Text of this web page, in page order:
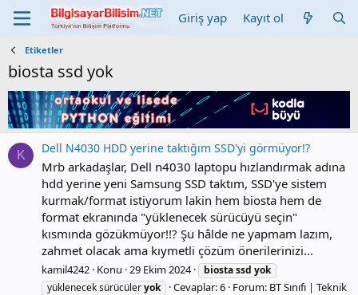
Giriş yap Kayıt ol
Etiketler
biosta ssd yok
K Dell N4030 HDD yerine taktığım SSD'yi görmüyor!?
Mrb arkadaşlar, Dell n4030 laptopu hızlandırmak adına
hdd yerine yeni Samsung SSD taktım, SSD'ye sistem
kurmak/format istiyorum lakin hem biosta hem de
format ekranında "yüklenecek sürücüyü seçin"
kısmında gözükmüyor!!? Şu hâlde ne yapmam lazım,
zahmet olacak ama kıymetli çözüm önerilerinizi...
kamil4242 Konu 29 Ekim 2024 biostassd yok
yüklenecek sürücüleryok Cevaplar: 6 Forum: BT Sınıfı | Teknik